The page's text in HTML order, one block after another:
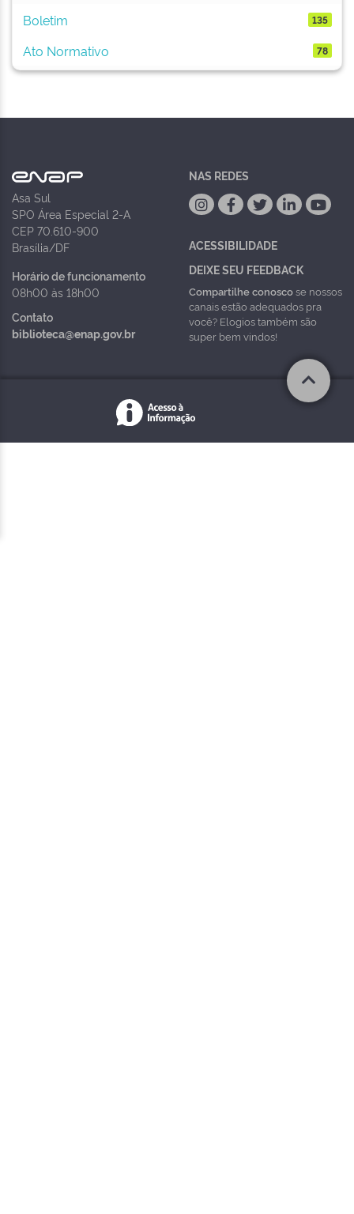
Boletim
135
Ato Normativo 78
Asa Sul
SPO Área Especial 2-A
CEP 70.610-900
Brasília/DF
Horário de funcionamento
08h00 às 18h00
Contato
biblioteca@enap.gov.br
NAS REDES
ACESSIBILIDADE
DEIXE SEU FEEDBACK
Compartilhe conoscose nossos
canais estão adequados pra
você? Elogios também são
super bem vindos!